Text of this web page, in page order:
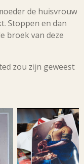
de huisvrouw
Stoppen en dan
broek van deze
zou zijn geweest